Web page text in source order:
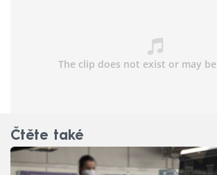
Čtěte také